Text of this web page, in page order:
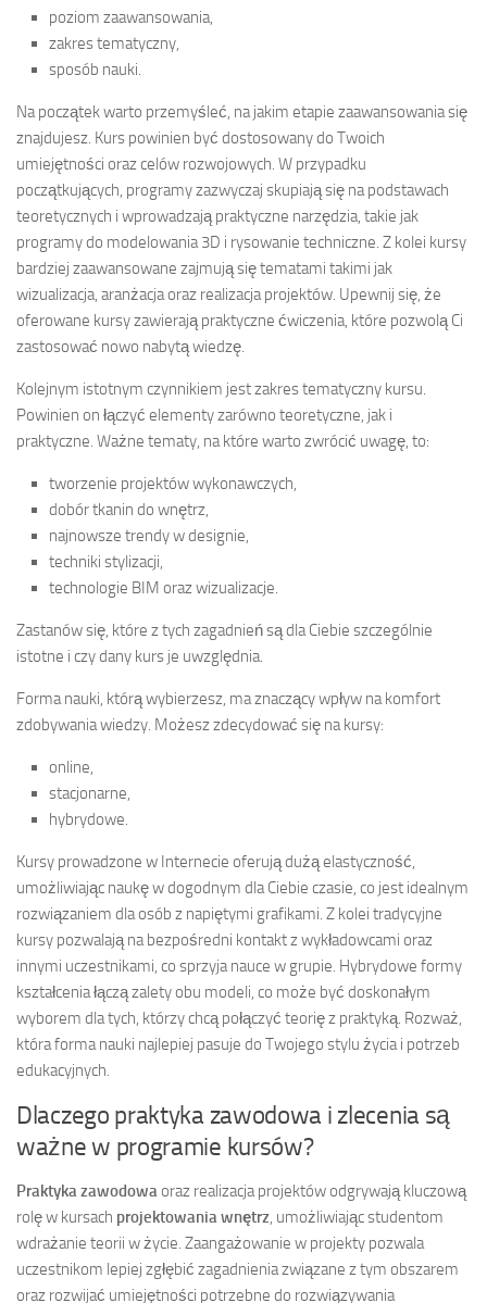
poziom zaawansowania,
zakres tematyczny,
sposób nauki.
Na początek warto przemyśleć, na jakim etapie zaawansowania się
znajdujesz. Kurs powinien być dostosowany do Twoich
umiejętności oraz celów rozwojowych. W przypadku
początkujących, programy zazwyczaj skupiają się na podstawach
teoretycznych i wprowadzają praktyczne narzędzia, takie jak
programy do modelowania 3D i rysowanie techniczne. Z kolei kursy
bardziej zaawansowane zajmują się tematami takimi jak
wizualizacja, aranżacja oraz realizacja projektów. Upewnij się, że
oferowane kursy zawierają praktyczne ćwiczenia, które pozwolą Ci
zastosować nowo nabytą wiedzę.
Kolejnym istotnym czynnikiem jest zakres tematyczny kursu.
Powinien on łączyć elementy zarówno teoretyczne, jak i
praktyczne. Ważne tematy, na które warto zwrócić uwagę, to:
tworzenie projektów wykonawczych,
dobór tkanin do wnętrz,
najnowsze trendy w designie,
techniki stylizacji,
technologie BIM oraz wizualizacje.
Zastanów się, które z tych zagadnień są dla Ciebie szczególnie
istotne i czy dany kurs je uwzględnia.
Forma nauki, którą wybierzesz, ma znaczący wpływ na komfort
zdobywania wiedzy. Możesz zdecydować się na kursy:
online,
stacjonarne,
hybrydowe.
Kursy prowadzone w Internecie oferują dużą elastyczność,
umożliwiając naukę w dogodnym dla Ciebie czasie, co jest idealnym
rozwiązaniem dla osób z napiętymi grafikami. Z kolei tradycyjne
kursy pozwalają na bezpośredni kontakt z wykładowcami oraz
innymi uczestnikami, co sprzyja nauce w grupie. Hybrydowe formy
kształcenia łączą zalety obu modeli, co może być doskonałym
wyborem dla tych, którzy chcą połączyć teorię z praktyką. Rozważ,
która forma nauki najlepiej pasuje do Twojego stylu życia i potrzeb
edukacyjnych.
Dlaczego praktyka zawodowa i zlecenia są
ważne w programie kursów?
Praktyka zawodowaoraz realizacja projektów odgrywają kluczową
rolę w kursach projektowania wnętrz, umożliwiając studentom
wdrażanie teorii w życie. Zaangażowanie w projekty pozwala
uczestnikom lepiej zgłębić zagadnienia związane z tym obszarem
oraz rozwijać umiejętności potrzebne do rozwiązywania